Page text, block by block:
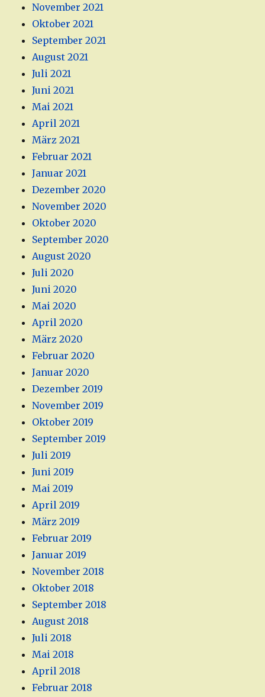
November 2021
Oktober 2021
September 2021
August 2021
Juli 2021
Juni 2021
Mai 2021
April 2021
März 2021
Februar 2021
Januar 2021
Dezember 2020
November 2020
Oktober 2020
September 2020
August 2020
Juli 2020
Juni 2020
Mai 2020
April 2020
März 2020
Februar 2020
Januar 2020
Dezember 2019
November 2019
Oktober 2019
September 2019
Juli 2019
Juni 2019
Mai 2019
April 2019
März 2019
Februar 2019
Januar 2019
November 2018
Oktober 2018
September 2018
August 2018
Juli 2018
Mai 2018
April 2018
Februar 2018